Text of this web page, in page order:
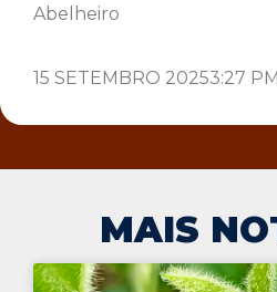
Abelheiro
15 SETEMBRO 20253:27 PM
MAIS